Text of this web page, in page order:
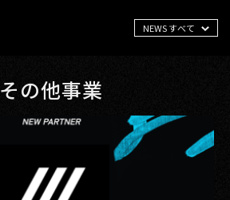
NEWS すべて
お知らせ
ジョブカン
ミクチャ
その他事業